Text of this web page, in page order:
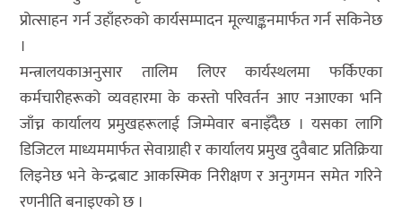
प्रोत्साहन गर्न उहाँहरुको कार्यसम्पादन मूल्याङ्कनमार्फत गर्न सकिनेछ
।
मन्त्रालयकाअनुसार तालिम लिएर कार्यस्थलमा फर्किएका
कर्मचारीहरूको व्यवहारमा के कस्तो परिवर्तन आए नआएका भनि
जाँच्न कार्यालय प्रमुखहरूलाई जिम्मेवार बनाइँदैछ । यसका लागि
डिजिटल माध्यममार्फत सेवाग्राही र कार्यालय प्रमुख दुवैबाट प्रतिक्रिया
लिइनेछ भने केन्द्रबाट आकस्मिक निरीक्षण र अनुगमन समेत गरिने
रणनीति बनाइएको छ ।